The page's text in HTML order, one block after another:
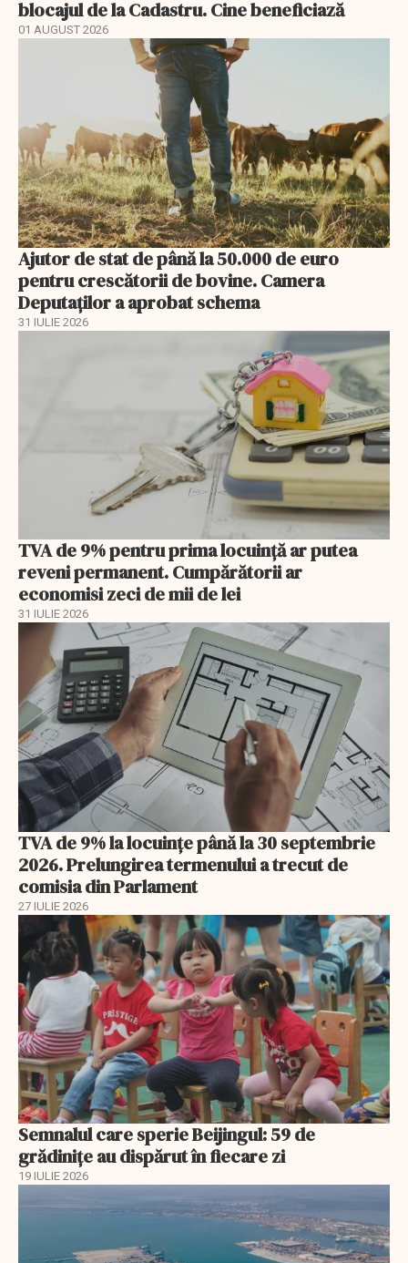
blocajul de la Cadastru. Cine beneficiază
01 AUGUST 2026
Ajutor de stat de până la 50.000 de euro
pentru crescătorii de bovine. Camera
Deputaților a aprobat schema
31 IULIE 2026
TVA de 9% pentru prima locuință ar putea
reveni permanent. Cumpărătorii ar
economisi zeci de mii de lei
31 IULIE 2026
TVA de 9% la locuințe până la 30 septembrie
2026. Prelungirea termenului a trecut de
comisia din Parlament
27 IULIE 2026
Semnalul care sperie Beijingul: 59 de
grădinițe au dispărut în fiecare zi
19 IULIE 2026